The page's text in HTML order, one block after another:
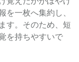
一枚へ集約し、
す。そのため、短
を持ちやすいで